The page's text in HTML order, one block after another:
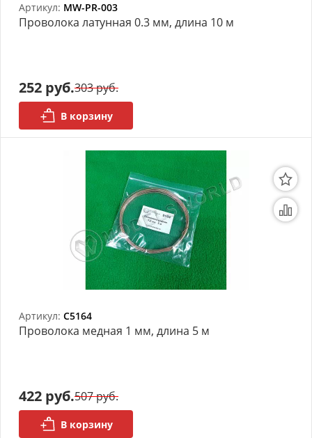
Артикул: MW-PR-003
Проволока латунная 0.3 мм, длина 10 м
252 руб.303 руб.
В корзину
Артикул: C5164
Проволока медная 1 мм, длина 5 м
422 руб.507 руб.
В корзину